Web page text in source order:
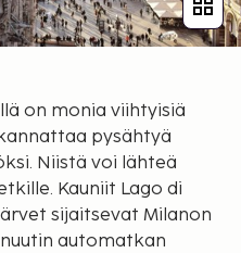
on monia viihtyisiä
pysähtyä
Niistä voi lähteä
Kauniit Lago di
sijaitsevat Milanon
automatkan